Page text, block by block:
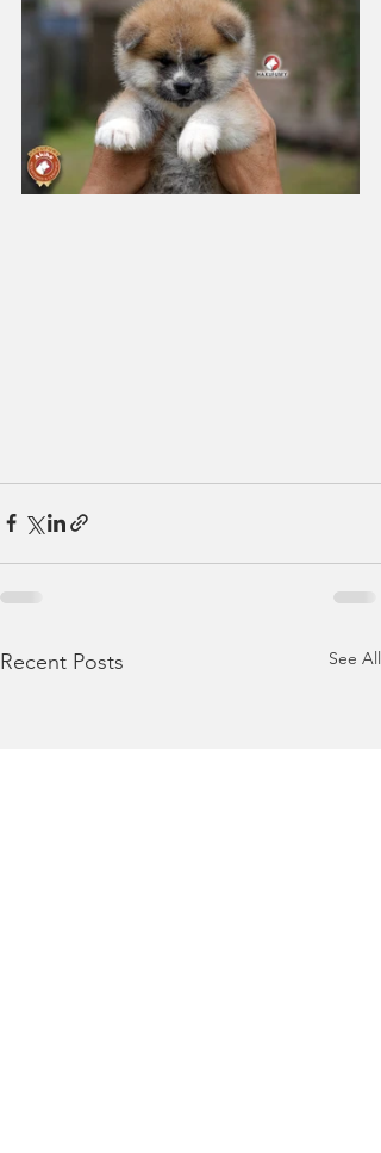
Recent Posts See All